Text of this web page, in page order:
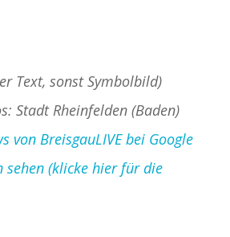
Text, sonst Symbolbild)
Stadt Rheinfelden (Baden)
von BreisgauLIVE bei Google
sehen (klicke hier für die